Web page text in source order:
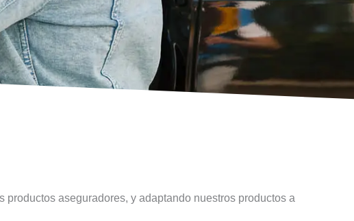
aseguradores, y adaptando nuestros productos a